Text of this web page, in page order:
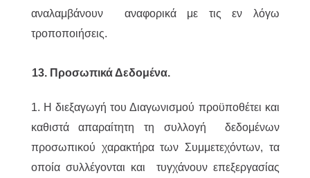
αναλαμβάνουν αναφορικά με τις εν λόγω
τροποποιήσεις.
13. Προσωπικά Δεδομένα.
1. Η διεξαγωγή του Διαγωνισμού προϋποθέτει και
καθιστά απαραίτητη τη συλλογή δεδομένων
προσωπικού χαρακτήρα των Συμμετεχόντων, τα
οποία συλλέγονται και τυγχάνουν επεξεργασίας